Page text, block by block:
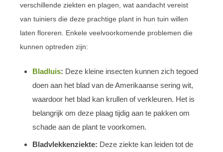
verschillende ziekten en plagen, wat aandacht vereist
van tuiniers die deze prachtige plant in hun tuin willen
laten floreren. Enkele veelvoorkomende problemen die
kunnen optreden zijn:
Bladluis: Deze kleine insecten kunnen zich tegoed
doen aan het blad van de Amerikaanse sering wit,
waardoor het blad kan krullen of verkleuren. Het is
belangrijk om deze plaag tijdig aan te pakken om
schade aan de plant te voorkomen.
Bladvlekkenziekte: Deze ziekte kan leiden tot de